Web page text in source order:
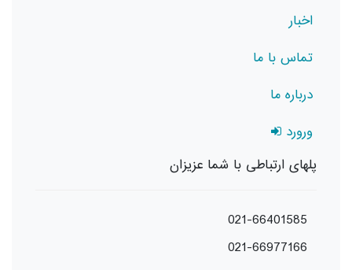
اخبار
تماس با ما
درباره ما
ورورد
پلهای ارتباطی با شما عزیزان
021-66401585
021-66977166